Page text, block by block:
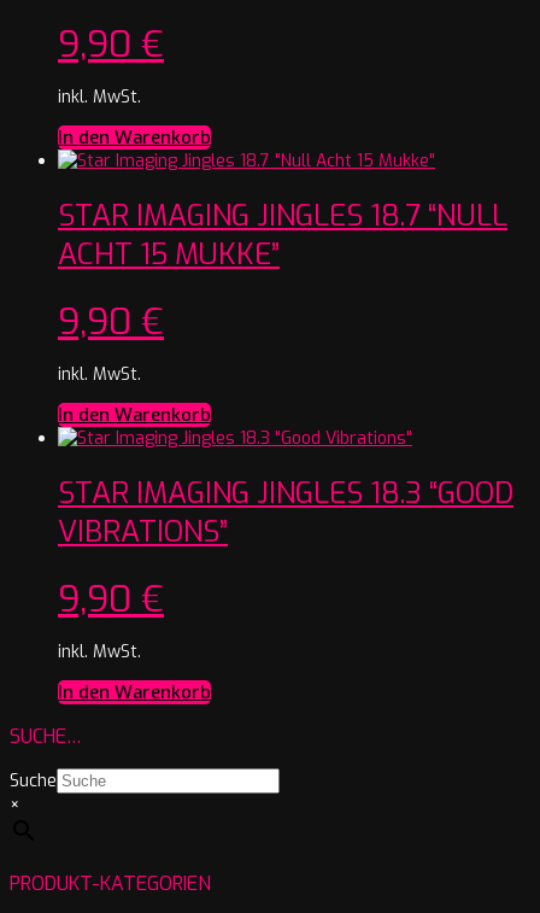
9,90 €
inkl. MwSt.
In den Warenkorb
STAR IMAGING JINGLES 18.7 “NULL
ACHT 15 MUKKE”
9,90 €
inkl. MwSt.
In den Warenkorb
STAR IMAGING JINGLES 18.3 “GOOD
VIBRATIONS”
9,90 €
inkl. MwSt.
In den Warenkorb
SUCHE…
Suche
×
PRODUKT-KATEGORIEN